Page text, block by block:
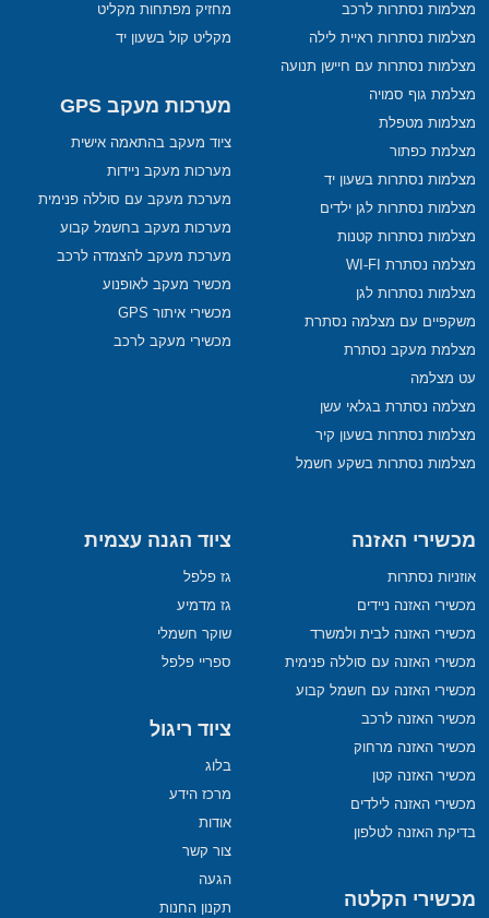
מצלמות נסתרות לרכב
מצלמות נסתרות ראיית לילה
מצלמות נסתרות עם חיישן תנועה
מצלמת גוף סמויה
מצלמות מטפלת
מצלמת כפתור
מצלמות נסתרות בשעון יד
מצלמות נסתרות לגן ילדים
מצלמות נסתרות קטנות
מצלמה נסתרת WI-FI
מצלמות נסתרות לגן
משקפיים עם מצלמה נסתרת
מצלמת מעקב נסתרת
עט מצלמה
מצלמה נסתרת בגלאי עשן
מצלמות נסתרות בשעון קיר
מצלמות נסתרות בשקע חשמל
מחזיק מפתחות מקליט
מקליט קול בשעון יד
מערכות מעקב GPS
ציוד מעקב בהתאמה אישית
מערכות מעקב ניידות
מערכת מעקב עם סוללה פנימית
מערכות מעקב בחשמל קבוע
מערכת מעקב להצמדה לרכב
מכשיר מעקב לאופנוע
מכשירי איתור GPS
מכשירי מעקב לרכב
מכשירי האזנה
אוזניות נסתרות
מכשירי האזנה ניידים
מכשירי האזנה לבית ולמשרד
מכשירי האזנה עם סוללה פנימית
מכשירי האזנה עם חשמל קבוע
מכשיר האזנה לרכב
מכשיר האזנה מרחוק
מכשיר האזנה קטן
מכשירי האזנה לילדים
בדיקת האזנה לטלפון
מכשירי הקלטה
ציוד הגנה עצמית
גז פלפל
גז מדמיע
שוקר חשמלי
ספריי פלפל
ציוד ריגול
בלוג
מרכז הידע
אודות
צור קשר
הגעה
תקנון החנות